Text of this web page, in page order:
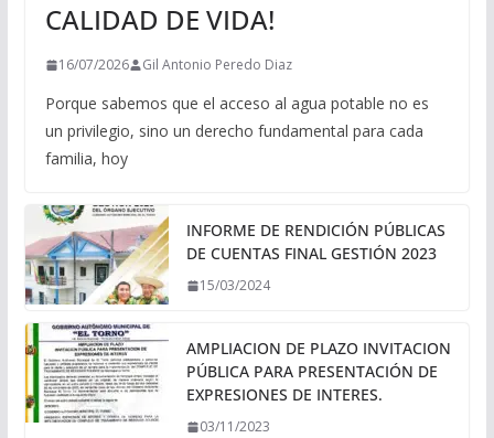
CALIDAD DE VIDA!
16/07/2026 Gil Antonio Peredo Diaz
Porque sabemos que el acceso al agua potable no es
un privilegio, sino un derecho fundamental para cada
familia, hoy
INFORME DE RENDICIÓN PÚBLICAS
DE CUENTAS FINAL GESTIÓN 2023
15/03/2024
AMPLIACION DE PLAZO INVITACION
PÚBLICA PARA PRESENTACIÓN DE
EXPRESIONES DE INTERES.
03/11/2023